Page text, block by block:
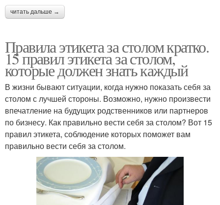
читать дальше →
Правила этикета за столом кратко.
15 правил этикета за столом,
которые должен знать каждый
В жизни бывают ситуации, когда нужно показать себя за
столом с лучшей стороны. Возможно, нужно произвести
впечатление на будущих родственников или партнеров
по бизнесу. Как правильно вести себя за столом? Вот 15
правил этикета, соблюдение которых поможет вам
правильно вести себя за столом.